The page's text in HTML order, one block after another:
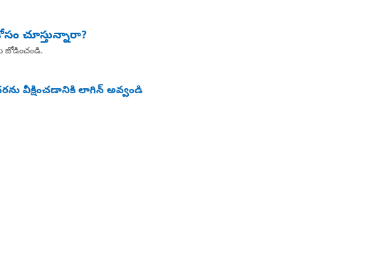
చూస్తున్నారా?
జోడించండి.
వీక్షించడానికి లాగిన్ అవ్వండి